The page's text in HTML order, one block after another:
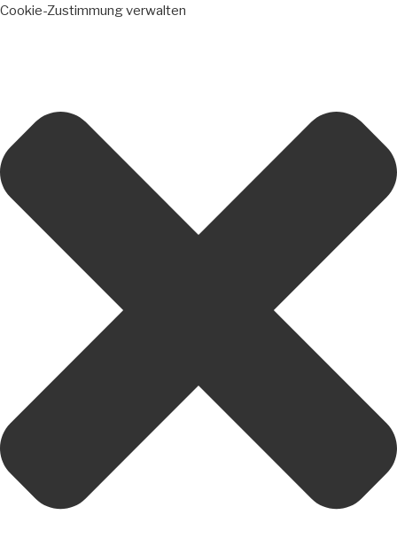
Cookie-Zustimmung verwalten